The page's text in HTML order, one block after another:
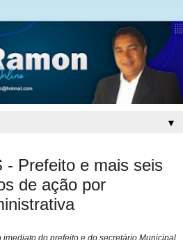
▼
- Prefeito e mais seis
de ação por